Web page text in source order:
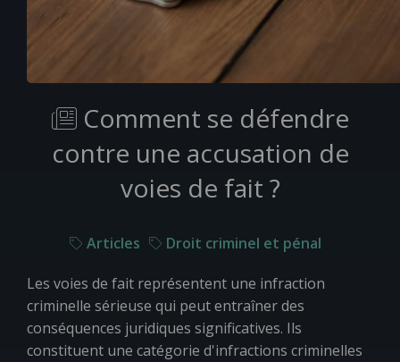
Comment se défendre
contre une accusation de
voies de fait ?
Articles Droit criminel et pénal
Les voies de fait représentent une infraction
criminelle sérieuse qui peut entraîner des
conséquences juridiques significatives. Ils
constituent une catégorie d'infractions criminelles